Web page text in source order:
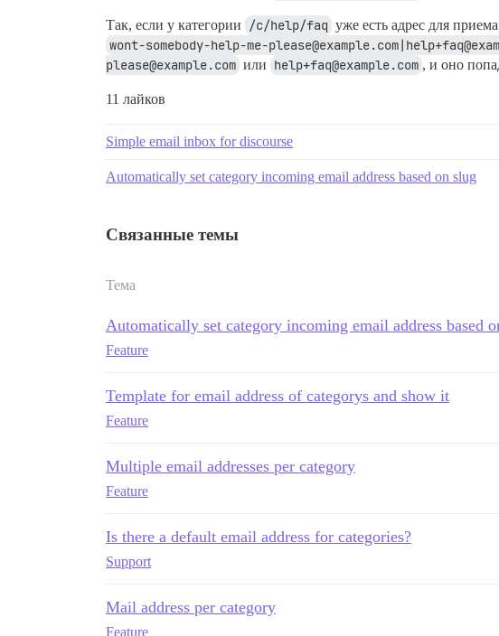
Так, если у категории /c/help/faq уже есть адрес для
wont-somebody-help-me-
please@example.com или help+faq@example.com , и оно
11 лайков
Simple email inbox for discourse
Automatically set category incoming email address based on slug
Связанные темы
Тема
Automatically set category incoming email address based
Feature
Template for email address of categorys and show it
Feature
Multiple email addresses per category
Feature
Is there a default email address for categories?
Support
Mail address per category
Feature